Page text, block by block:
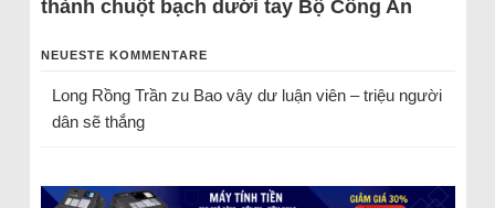
thành chuột bạch dưới tay Bộ Công An
NEUESTE KOMMENTARE
Long Rồng Trầnzu Bao vây dư luận viên – triệu người
dân sẽ thắng